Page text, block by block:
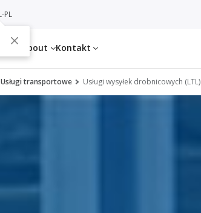
About Kontakt
PL
Usługi transportowe Usługi wysyłek drobnicowych (LTL)